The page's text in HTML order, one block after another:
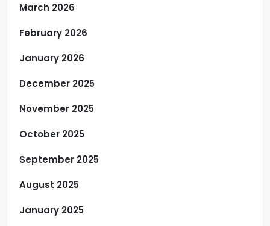
March 2026
February 2026
January 2026
December 2025
November 2025
October 2025
September 2025
August 2025
January 2025